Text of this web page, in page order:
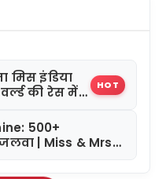
मिस इंडिया
की रेस में
HOT
500+
जलवा | Miss & Mrs